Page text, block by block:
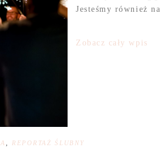
Jesteśmy również
Zobacz cały wpis
REPORTAŻ ŚLUBNY